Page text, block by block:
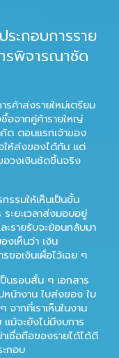
ะกอบการราย
รพิจารณาชัด
รค้าส่งรายใหม่เตรียม
อจากคู่ค้ารายใหญ่
ด ตอนแรกเจ้าของ
ให้ส่งของได้ทัน แต่
อวงเงินชัดขึ้นจริง
รรมให้เห็นเป็นขั้น
ะยะเวลาส่งมอบอยู่
ะรายรับจะย้อนกลับมา
งเห็นว่า เงิน
ขอเงินเผื่อไว้เฉย ๆ
นรอบสั้น ๆ เอกสาร
น้างาน ใบส่งของ ใบ
จากที่เราเห็นในงาน
ม้จะยังไม่มีงบการ
เชื่อถือของรายได้ได้ดี
กอบ